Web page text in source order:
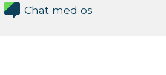
Chat med os